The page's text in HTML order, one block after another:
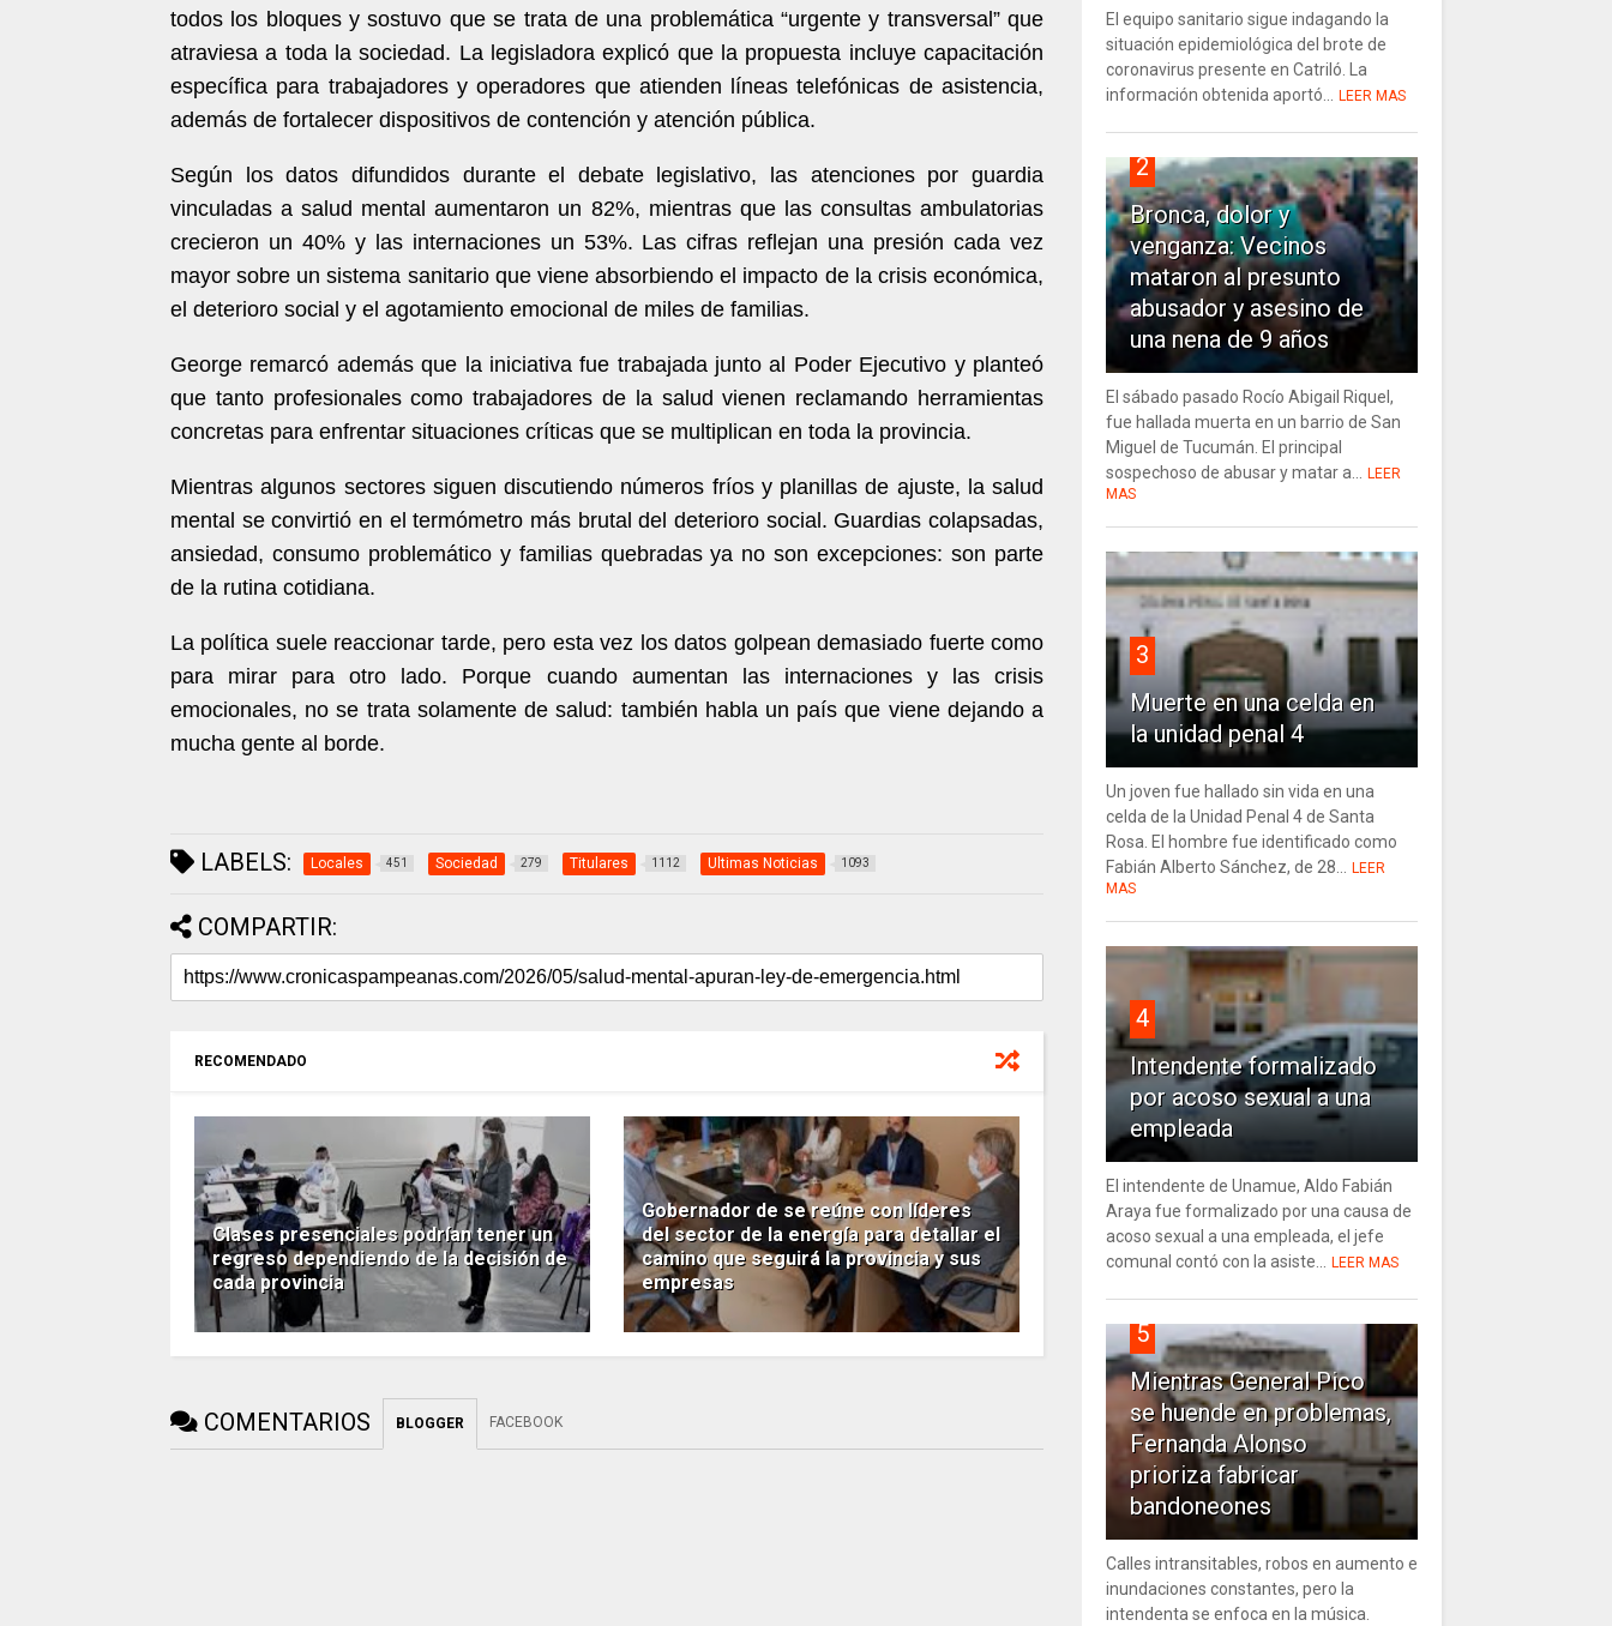
todos los bloques y sostuvo que se trata de una problemática “urgente y transversal” que
atraviesa a toda la sociedad. La legisladora explicó que la propuesta incluye capacitación
específica para trabajadores y operadores que atienden líneas telefónicas de asistencia,
además de fortalecer dispositivos de contención y atención pública.
Según los datos difundidos durante el debate legislativo, las atenciones por guardia
vinculadas a salud mental aumentaron un 82%, mientras que las consultas ambulatorias
crecieron un 40% y las internaciones un 53%. Las cifras reflejan una presión cada vez
mayor sobre un sistema sanitario que viene absorbiendo el impacto de la crisis económica,
el deterioro social y el agotamiento emocional de miles de familias.
George remarcó además que la iniciativa fue trabajada junto al Poder Ejecutivo y planteó
que tanto profesionales como trabajadores de la salud vienen reclamando herramientas
concretas para enfrentar situaciones críticas que se multiplican en toda la provincia.
Mientras algunos sectores siguen discutiendo números fríos y planillas de ajuste, la salud
mental se convirtió en el termómetro más brutal del deterioro social. Guardias colapsadas,
ansiedad, consumo problemático y familias quebradas ya no son excepciones: son parte
de la rutina cotidiana.
La política suele reaccionar tarde, pero esta vez los datos golpean demasiado fuerte como
para mirar para otro lado. Porque cuando aumentan las internaciones y las crisis
emocionales, no se trata solamente de salud: también habla un país que viene dejando a
mucha gente al borde.
LABELS: Locales 451 Sociedad 279 Titulares 1112 Ultimas Noticias 1093
COMPARTIR:
RECOMENDADO
Clases presenciales podrían tener un
regreso dependiendo de la decisión de
cada provincia
Gobernador de se reúne con líderes
del sector de la energía para detallar el
camino que seguirá la provincia y sus
empresas
COMENTARIOS BLOGGER FACEBOOK
El equipo sanitario sigue indagando la
situación epidemiológica del brote de
coronavirus presente en Catriló. La
información obtenida aportó... LEER MAS
2
Bronca, dolor y
venganza: Vecinos
mataron al presunto
abusador y asesino de
una nena de 9 años
El sábado pasado Rocío Abigail Riquel,
fue hallada muerta en un barrio de San
Miguel de Tucumán. El principal
sospechoso de abusar y matar a... LEER
MAS
3
Muerte en una celda en
la unidad penal 4
Un joven fue hallado sin vida en una
celda de la Unidad Penal 4 de Santa
Rosa. El hombre fue identificado como
Fabián Alberto Sánchez, de 28... LEER
MAS
4
Intendente formalizado
por acoso sexual a una
empleada
El intendente de Unamue, Aldo Fabián
Araya fue formalizado por una causa de
acoso sexual a una empleada, el jefe
comunal contó con la asiste... LEER MAS
5
Mientras General Pico
se huende en problemas,
Fernanda Alonso
prioriza fabricar
bandoneones
Calles intransitables, robos en aumento e
inundaciones constantes, pero la
intendenta se enfoca en la música.